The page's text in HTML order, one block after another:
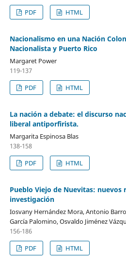
PDF
HTML
Nacionalismo en una Nación
Nacionalista y Puerto Rico
Margaret Power
119-137
PDF
HTML
La nación a debate: el discurso
liberal antiporfirista.
Margarita Espinosa Blas
138-158
PDF
HTML
Pueblo Viejo de Nuevitas: nuevos
investigación
Iosvany Hernández Mora, Antonio
García Palomino, Osvaldo Jiménez
156-186
PDF
HTML